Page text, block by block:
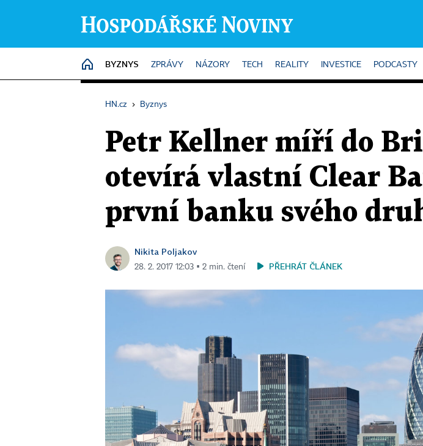
HOME
BYZNYS ZPRÁVY NÁZORY TECH REALITY INVESTICE PODCASTY
HN.cz › Byznys
Petr Kellner míří do
otevírá vlastní Clear
první banku svého
Nikita Poljakov
28. 2. 2017 12:03 ▪ 2 min. čtení PŘEHRÁT ČLÁNEK